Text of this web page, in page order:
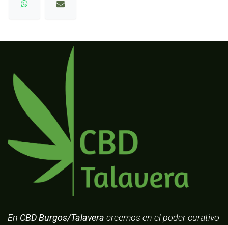
En CBD Burgos/Talavera creemos en el poder curativo